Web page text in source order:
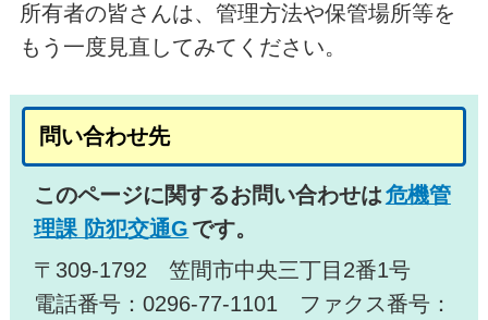
所有者の皆さんは、管理方法や保管場所等を
もう一度見直してみてください。
問い合わせ先
このページに関するお問い合わせは危機管
理課 防犯交通G です。
〒309-1792 笠間市中央三丁目2番1号
電話番号：0296-77-1101 ファクス番号：